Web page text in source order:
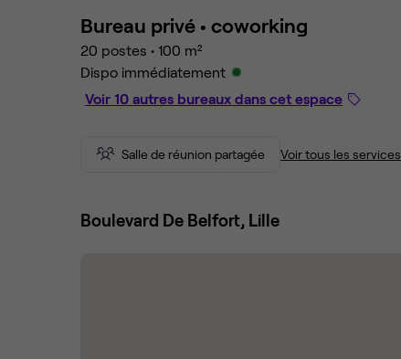
Bureau privé • coworking
20 postes • 100 m²
Dispo immédiatement
Voir 10 autres bureaux dans cet espace
Salle de réunion partagée Voir tous les services
Boulevard De Belfort, Lille